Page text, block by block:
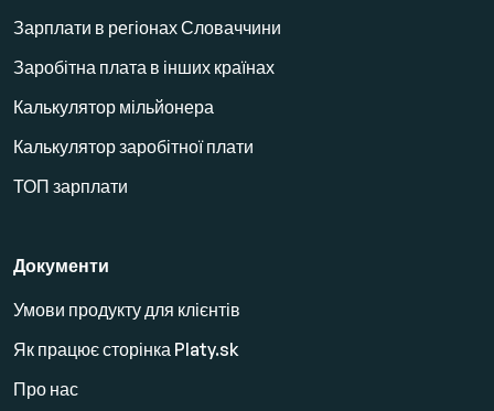
Зарплати в регіонах Словаччини
Заробітна плата в інших країнах
Калькулятор мільйонера
Калькулятор заробітної плати
ТОП зарплати
Документи
Умови продукту для клієнтів
Як працює сторінка Platy.sk
Про нас